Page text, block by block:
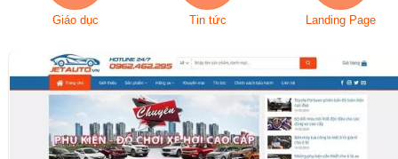
Giáo dục Tin tức Landing Page